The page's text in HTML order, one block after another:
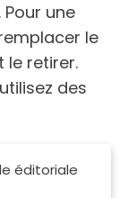
une
le
le retirer.
des
éditoriale